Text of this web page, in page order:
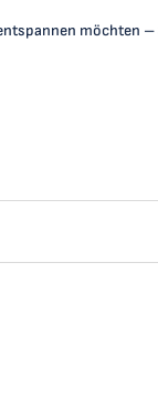
möchten